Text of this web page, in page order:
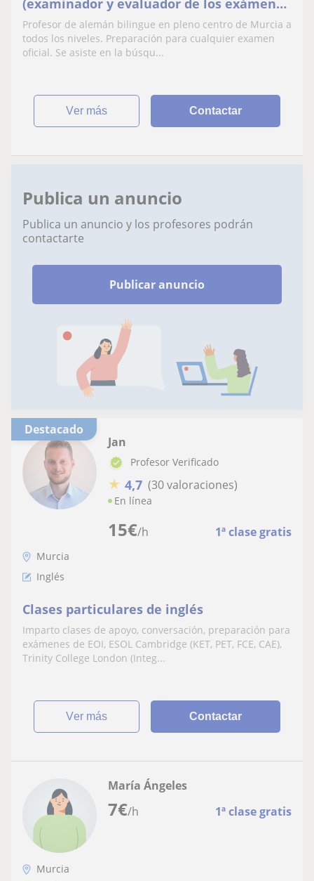
(examinador y evaluador de los exámenes
oficiales)
Profesor de alemán bilingue en pleno centro de Murcia a
todos los niveles. Preparación para cualquier examen
oficial. Se asiste en la búsqu...
ver más Contactar
Publica un anuncio
Publica un anuncio y los profesores podrán
contactarte
Publicar anuncio
Destacado
15€/h 1ª clase gratis
Jan
Profesor Verificado
★ 4,7 (30 valoraciones)
En línea
Murcia
Inglés
Clases particulares de inglés
Imparto clases de apoyo, conversación, preparación para
exámenes de EOI, ESOL Cambridge (KET, PET, FCE, CAE),
Trinity College London (Integ...
ver más Contactar
7€/h 1ª clase gratis
María Ángeles
Murcia